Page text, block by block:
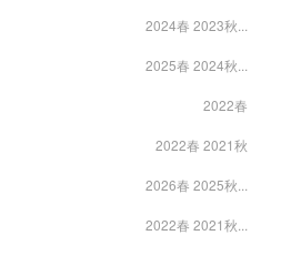
2024春 2023秋...
2025春 2024秋...
2022春
2022春 2021秋
2026春 2025秋...
2022春 2021秋...